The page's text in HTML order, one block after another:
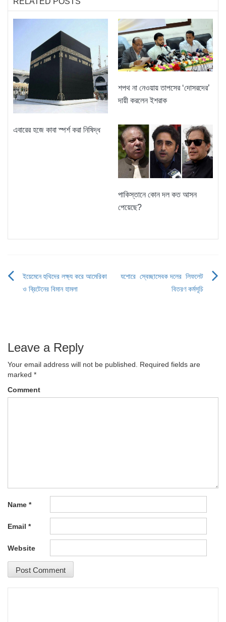
এবারের হজে কাবা স্পর্শ করা নিষিদ্ধ
শপথ না নেওয়ায় তাপসের ‘দোসরদের’
দায়ী করলেন ইশরাক
পাকিস্তানে কোন দল কত আসন
পেয়েছে?
Post
ইয়েমেনে হুথিদের লক্ষ্য করে আমেরিকা
ও ব্রিটেনের বিমান হামলা
যশোরে স্বেচ্ছাসেবক দলের লিফলেট
বিতরণ কর্মসূচি
Leave a Reply
Your email address will not be published.
Required fields are
marked *
Comment
Name *
Email *
Website